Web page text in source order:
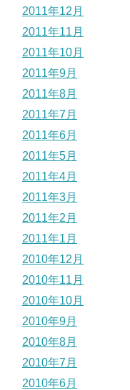
2011年12月
2011年11月
2011年10月
2011年9月
2011年8月
2011年7月
2011年6月
2011年5月
2011年4月
2011年3月
2011年2月
2011年1月
2010年12月
2010年11月
2010年10月
2010年9月
2010年8月
2010年7月
2010年6月